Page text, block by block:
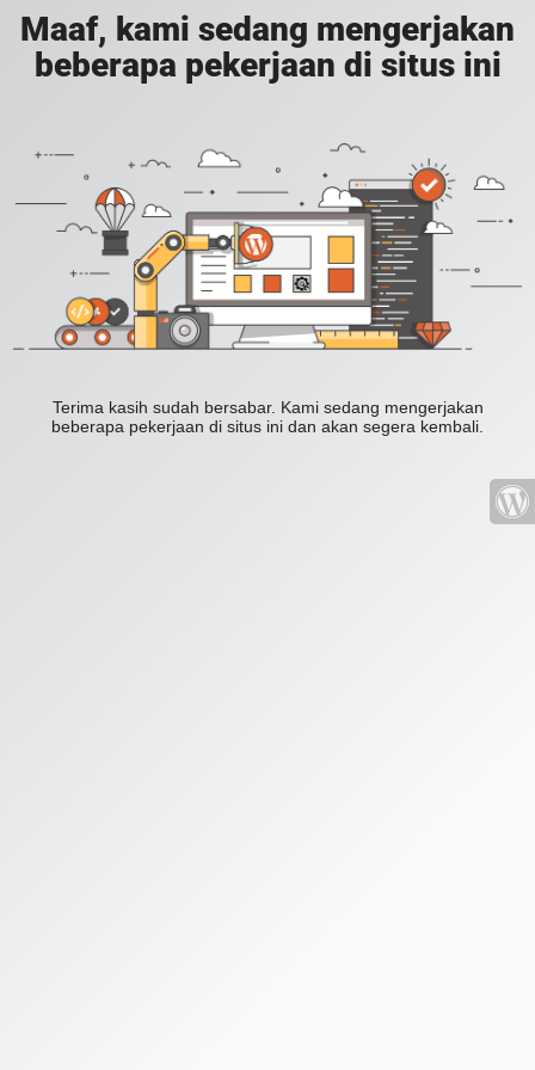
Maaf, kami sedang mengerjakan
beberapa pekerjaan di situs ini
Terima kasih sudah bersabar. Kami sedang mengerjakan
beberapa pekerjaan di situs ini dan akan segera kembali.